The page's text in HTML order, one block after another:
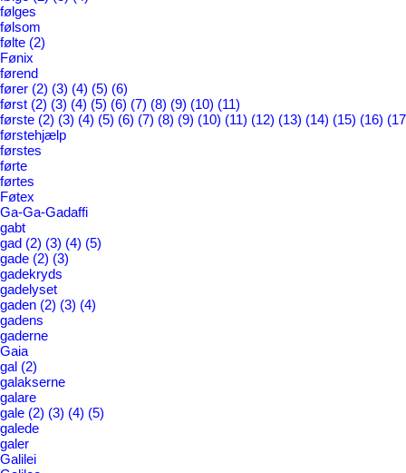
følges
følsom
følte (2)
Fønix
førend
fører (2) (3) (4) (5) (6)
først (2) (3) (4) (5) (6) (7) (8) (9) (10) (11)
første (2) (3) (4) (5) (6) (7) (8) (9) (10) (11) (12) (13) (14) (15) (16)
førstehjælp
førstes
førte
førtes
Føtex
Ga-Ga-Gadaffi
gabt
gad (2) (3) (4) (5)
gade (2) (3)
gadekryds
gadelyset
gaden (2) (3) (4)
gadens
gaderne
Gaia
gal (2)
galakserne
galare
gale (2) (3) (4) (5)
galede
galer
Galilei